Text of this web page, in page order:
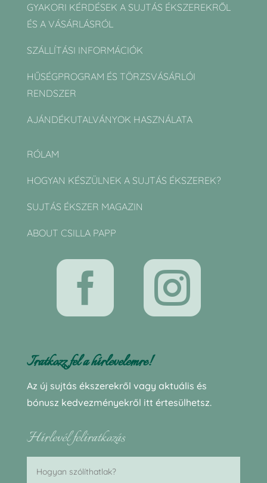
GYAKORI KÉRDÉSEK A SUJTÁS ÉKSZEREKRŐL
ÉS A VÁSÁRLÁSRÓL
SZÁLLÍTÁSI INFORMÁCIÓK
HŰSÉGPROGRAM ÉS TÖRZSVÁSÁRLÓI
RENDSZER
AJÁNDÉKUTALVÁNYOK HASZNÁLATA
RÓLAM
HOGYAN KÉSZÜLNEK A SUJTÁS ÉKSZEREK?
SUJTÁS ÉKSZER MAGAZIN
ABOUT CSILLA PAPP
 
Iratkozz fel a hírlevelemre!
Az új sujtás ékszerekről vagy aktuális és
bónusz kedvezményekről itt értesülhetsz.
Hírlevél feliratkozás